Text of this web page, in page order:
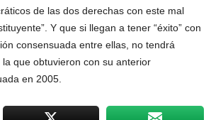
de las dos derechas con este mal
Y que si llegan a tener “éxito” con
consensuada entre ellas, no tendrá
que obtuvieron con su anterior
en 2005.